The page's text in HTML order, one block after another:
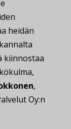
heidän
kiinnostaa
,
Oy:n